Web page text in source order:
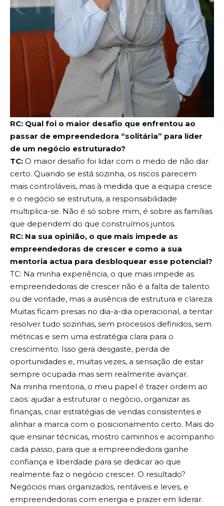
RC: Qual foi o maior desafio que enfrentou ao
passar de empreendedora “solitária” para líder
de um negócio estruturado?
TC: O maior desafio foi lidar com o medo de não dar
certo. Quando se está sozinha, os riscos parecem
mais controláveis, mas à medida que a equipa cresce
e o negócio se estrutura, a responsabilidade
multiplica-se. Não é só sobre mim, é sobre as famílias
que dependem do que construímos juntos.
RC: Na sua opinião, o que mais impede as
empreendedoras de crescer e como a sua
mentoria actua para desbloquear esse potencial?
TC: Na minha experiência, o que mais impede as
empreendedoras de crescer não é a falta de talento
ou de vontade, mas a ausência de estrutura e clareza.
Muitas ficam presas no dia-a-dia operacional, a tentar
resolver tudo sozinhas, sem processos definidos, sem
métricas e sem uma estratégia clara para o
crescimento. Isso gera desgaste, perda de
oportunidades e, muitas vezes, a sensação de estar
sempre ocupada mas sem realmente avançar.
Na minha mentoria, o meu papel é trazer ordem ao
caos: ajudar a estruturar o negócio, organizar as
finanças, criar estratégias de vendas consistentes e
alinhar a marca com o posicionamento certo. Mais do
que ensinar técnicas, mostro caminhos e acompanho
cada passo, para que a empreendedora ganhe
confiança e liberdade para se dedicar ao que
realmente faz o negócio crescer. O resultado?
Negócios mais organizados, rentáveis e leves, e
empreendedoras com energia e prazer em liderar.